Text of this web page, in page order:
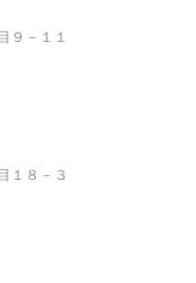
９－１１
１８－３